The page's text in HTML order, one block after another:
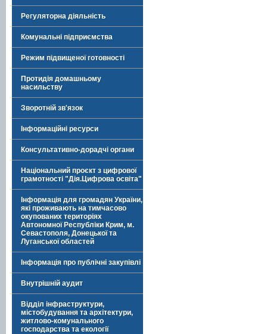
Регуляторна діяльність
Комунальні підприємства
Режим підвищеної готовності
Протидія домашньому
насильству
Зворотній зв'язок
Інформаційні ресурси
Консультативно-дорадчі органи
Національний проєкт з цифрової
грамотності "Дія.Цифрова освіта"
Інформація для громадян України,
які проживають на тимчасово
окупованих територіях
Автономної Республіки Крим, м.
Севастополя, Донецької та
Луганської областей
Інформація про публічні закупівлі
Внутрішній аудит
Відділ інфраструктури,
містобудування та архітектури,
житлово-комунального
господарства та екології